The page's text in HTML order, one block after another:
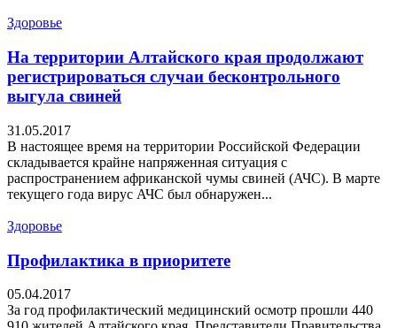
Здоровье
На территории Алтайского края продолжают
регистрироваться случаи бесконтрольного
выгула свиней
31.05.2017
В настоящее время на территории Российской Федерации
складывается крайне напряженная ситуация с
распространением африканской чумы свиней (АЧС). В марте
текущего года вирус АЧС был обнаружен...
Здоровье
Профилактика в приоритете
05.04.2017
За год профилактический медицинский осмотр прошли 440